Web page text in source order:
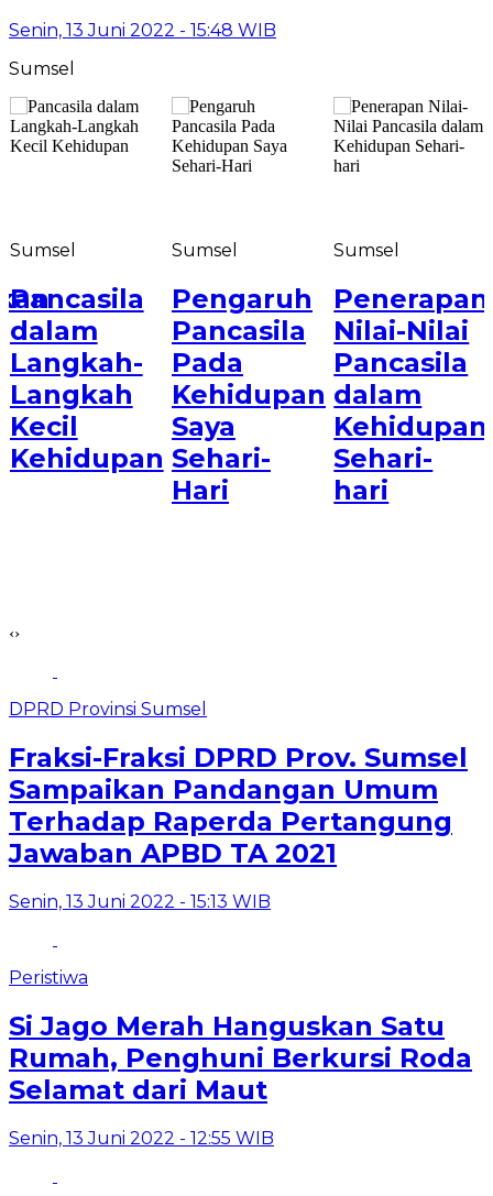
Senin, 13 Juni 2022 - 15:48 WIB
Sumsel
Sumsel
Pancasila
dalam
Langkah-
Langkah
Kecil
Kehidupan
Sumsel
Pengaruh
Pancasila
Pada
Kehidupan
Saya
Sehari-
Hari
Sumsel
Penerapan
Nilai-Nilai
Pancasila
dalam
Kehidupan
Sehari-
hari
‹›
DPRD Provinsi Sumsel
Fraksi-Fraksi DPRD Prov. Sumsel
Sampaikan Pandangan Umum
Terhadap Raperda Pertangung
Jawaban APBD TA 2021
Senin, 13 Juni 2022 - 15:13 WIB
Peristiwa
Si Jago Merah Hanguskan Satu
Rumah, Penghuni Berkursi Roda
Selamat dari Maut
Senin, 13 Juni 2022 - 12:55 WIB